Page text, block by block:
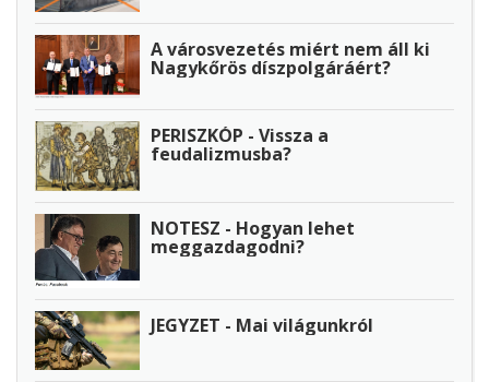
A városvezetés miért nem áll ki
Nagykőrös díszpolgáráért?
PERISZKÓP - Vissza a
feudalizmusba?
NOTESZ - Hogyan lehet
meggazdagodni?
JEGYZET - Mai világunkról